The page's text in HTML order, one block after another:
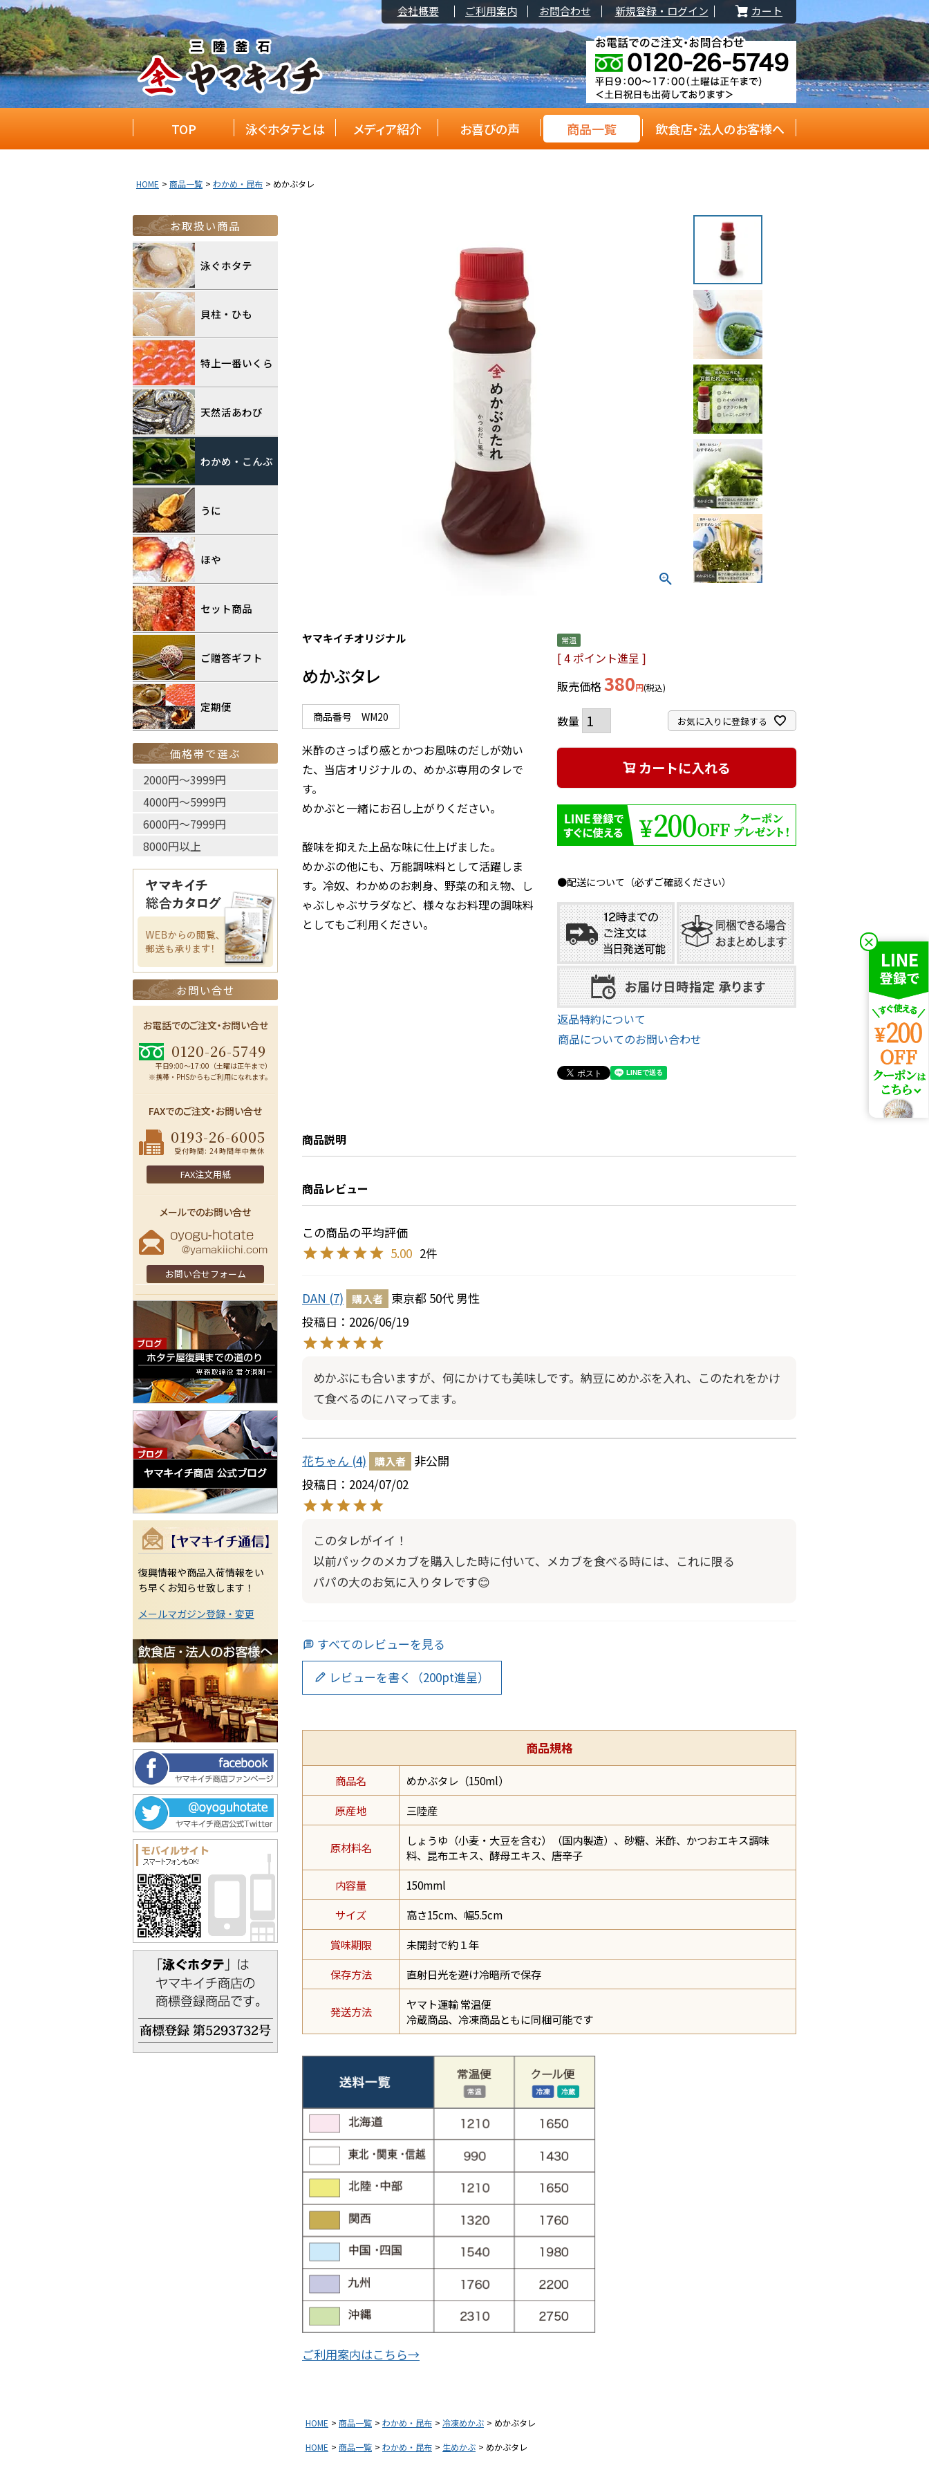
会社概要 ご利用案内 お問合わせ 新規登録・ログイン カート
TOP 泳ぐホタテとは メディア紹介 お喜びの声 商品一覧 飲食店・法人のお客様へ
×
HOME 商品一覧 わかめ・昆布 めかぶタレ
ヤマキイチオリジナル
めかぶタレ
商品番号 WM20
米酢のさっぱり感とかつお風味のだしが効い
た、当店オリジナルの、めかぶ専用のタレで
す。
めかぶと一緒にお召し上がりください。
酸味を抑えた上品な味に仕上げました。
めかぶの他にも、万能調味料として活躍しま
す。冷奴、わかめのお刺身、野菜の和え物、し
ゃぶしゃぶサラダなど、様々なお料理の調味料
常温
[4 ポイント進呈 ]
販売価格380 税込
お気に入りに登録する
カートに入れる
●配送について（必ずご確認ください）
返品特約について
商品についてのお問い合わせ
商品説明
商品レビュー
5.00 2
DAN 7 購入者 東京都 50代 男性
投稿日
2026/06/19
めかぶにも合いますが、何にかけても美味しです。納豆にめかぶを入れ、このたれをかけ
て食べるのにハマってます。
花ちゃん 4 購入者
非公開
投稿日
2024/07/02
このタレがイイ！
以前パックのメカブを購入した時に付いて、メカブを食べる時には、これに限る
パパの大のお気に入りタレです😊
すべてのレビューを見る
レビューを書く（200pt進呈）
商品規格
商品名
めかぶタレ（150ml）
原産地
三陸産
原材料名
しょうゆ（小麦・大豆を含む）（国内製造）、砂糖、米酢、かつおエキス調味
料、昆布エキス、酵母エキス、唐辛子
内容量
150mml
サイズ
高さ15cm、幅5.5cm
賞味期限
未開封で約１年
保存方法
直射日光を避け冷暗所で保存
発送方法
ヤマト運輸 常温便
冷蔵商品、冷凍商品ともに同梱可能です
ご利用案内はこちら→
HOME 商品一覧 わかめ・昆布 冷凍めかぶ めかぶタレ
HOME 商品一覧 わかめ・昆布 生めかぶ めかぶタレ
お取扱い商品
泳ぐホタテ
貝柱・ひも
特上一番いくら
天然活あわび
わかめ・こんぶ
うに
ほや
セット商品
ご贈答ギフト
定期便
価格帯で選ぶ
2000円〜3999円
4000円〜5999円
6000円〜7999円
8000円以上
お問い合せ
お電話でのご注文・お問い合せ
0120-26-5749
平日9:00〜17:00（土曜は正午まで）
※携帯・PHSからもご利用になれます。
FAXでのご注文・お問い合せ
0193-26-6005
受付時間: 24時間年中無休
FAX注文用紙
メールでのお問い合せ
お問い合せフォーム
復興情報や商品入荷情報をい
ち早くお知らせ致します！
メールマガジン登録・変更